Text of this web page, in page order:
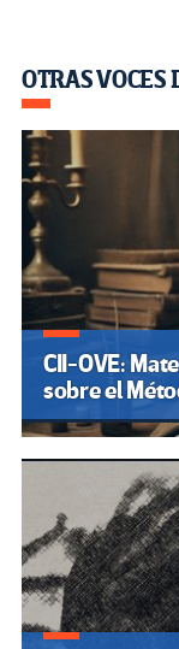
OTRAS VOCES
CII-OVE:
sobre el